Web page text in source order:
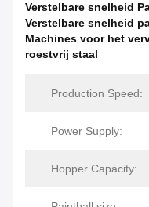
Verstelbare snelheid
Verstelbare snelheid
Machines voor het
roestvrij staal
Production Speed:
Power Supply:
Hopper Capacity: